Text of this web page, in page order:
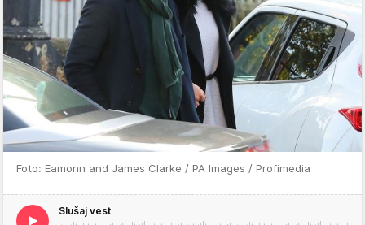
Foto: Eamonn and James Clarke / PA Images / Profimedia
Slušaj vest